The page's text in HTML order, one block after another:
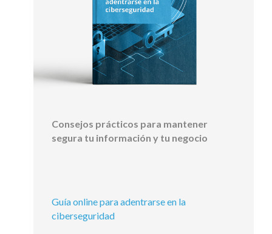
Consejos prácticos para mantener
segura tu información y tu negocio
Guía online para adentrarse en la
ciberseguridad